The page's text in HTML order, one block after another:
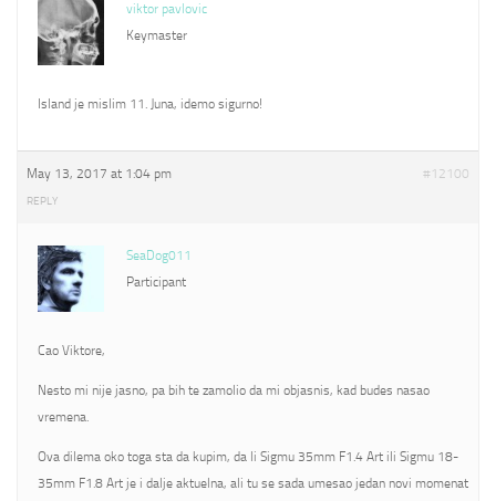
viktor pavlovic
Keymaster
Island je mislim 11. Juna, idemo sigurno!
May 13, 2017 at 1:04 pm #12100
REPLY
SeaDog011
Participant
Cao Viktore,
Nesto mi nije jasno, pa bih te zamolio da mi objasnis, kad budes nasao
vremena.
Ova dilema oko toga sta da kupim, da li Sigmu 35mm F1.4 Art ili Sigmu 18-
35mm F1.8 Art je i dalje aktuelna, ali tu se sada umesao jedan novi momenat